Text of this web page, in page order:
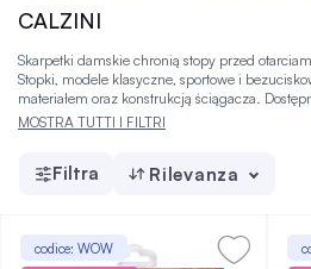
CALZINI
Skarpetki damskie chronią stopy przed
Stopki, modele klasyczne, sportowe i
materiałem oraz konstrukcją ściągacza.
pozwalają dopasować wybór do pory roku oraz
MOSTRA TUTTI I FILTRI
Filtra Rilevanza
codice: WOW